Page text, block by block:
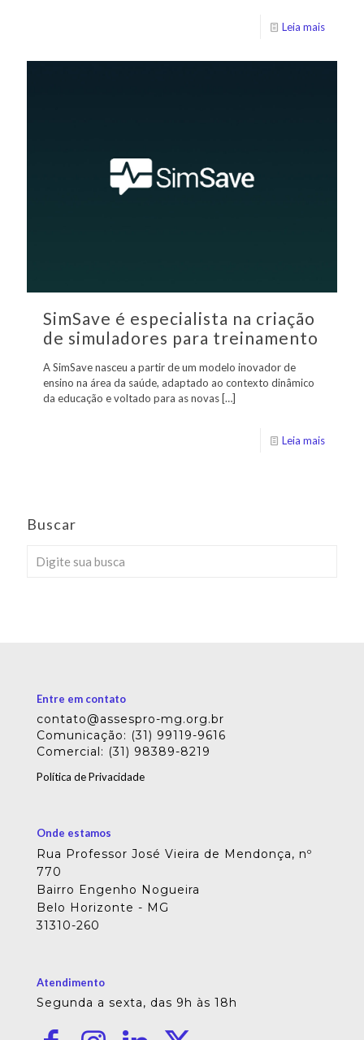
Leia mais
SimSave é especialista na criação
de simuladores para treinamento
A SimSave nasceu a partir de um modelo inovador de
ensino na área da saúde, adaptado ao contexto dinâmico
da educação e voltado para as novas […]
Leia mais
Buscar
Entre em contato
contato@assespro-mg.org.br
Comunicação: (31) 99119-9616
Comercial: (31) 98389-8219
Política de Privacidade
Onde estamos
Rua Professor José Vieira de Mendonça, nº
770
Bairro Engenho Nogueira
Belo Horizonte - MG
31310-260
Atendimento
Segunda a sexta, das 9h às 18h